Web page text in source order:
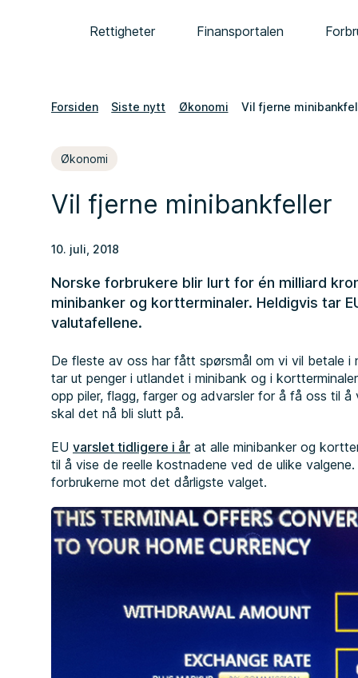
Rettigheter Finansportalen
Forsiden Siste nytt Økonomi Vil fjerne
Økonomi
Vil fjerne minibankfeller
10. juli, 2018
Norske forbrukere blir lurt for én milliard
minibanker og kortterminaler. Heldigvis tar
valutafellene.
De fleste av oss har fått spørsmål om vi vil betale i
tar ut penger i utlandet i minibank og i
opp piler, flagg, farger og advarsler for å få oss til
skal det nå bli slutt på.
EU varslet tidligere i år at alle minibanker og
til å vise de reelle kostnadene ved de ulike
forbrukerne mot det dårligste valget.